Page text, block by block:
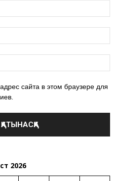
сайта в этом браузере для
2026